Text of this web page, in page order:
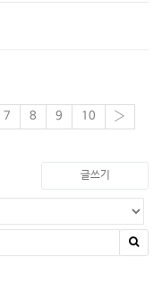
7 8 9 10
›
글쓰기